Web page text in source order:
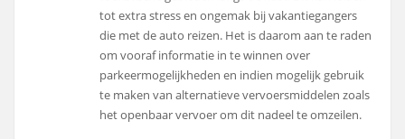
tot extra stress en ongemak bij vakantiegangers
die met de auto reizen. Het is daarom aan te raden
om vooraf informatie in te winnen over
parkeermogelijkheden en indien mogelijk gebruik
te maken van alternatieve vervoersmiddelen zoals
het openbaar vervoer om dit nadeel te omzeilen.